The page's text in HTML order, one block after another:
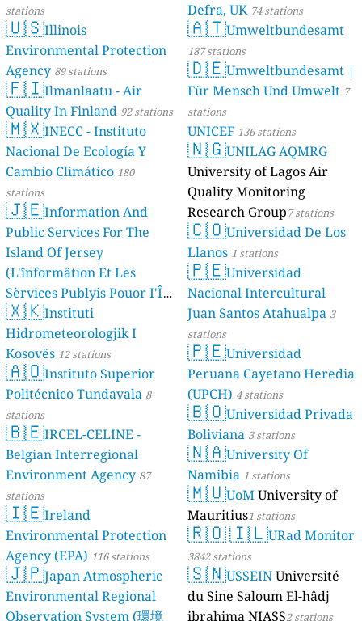
stations
🇺🇸Illinois
Environmental Protection
Agency 89 stations
🇫🇮Ilmanlaatu - Air
Quality In Finland 92 stations
🇲🇽INECC - Instituto
Nacional De Ecología Y
Cambio Climático 180
stations
🇯🇪Information And
Public Services For The
Island Of Jersey
(L'înformâtion Et Les
Sèrvices Publyis Pouor I'Île
Dé Jèrri) 2 stations
🇽🇰Instituti
Hidrometeorologjik I
Kosovës 12 stations
🇦🇴Instituto Superior
Politécnico Tundavala 8
stations
🇧🇪IRCEL-CELINE -
Belgian Interregional
Environment Agency 87
stations
🇮🇪Ireland
Environmental Protection
Agency (EPA) 116 stations
🇯🇵Japan Atmospheric
Environmental Regional
Observation System (環境
Defra, UK 74 stations
🇦🇹Umweltbundesamt
187 stations
🇩🇪Umweltbundesamt |
Für Mensch Und Umwelt 7
stations
UNICEF 136 stations
🇳🇬UNILAG AQMRG
University of Lagos Air
Quality Monitoring
Research Group7 stations
🇨🇴Universidad De Los
Llanos 1 stations
🇵🇪Universidad
Nacional Intercultural
Juan Santos Atahualpa 3
stations
🇵🇪Universidad
Peruana Cayetano Heredia
(UPCH) 4 stations
🇧🇴Universidad Privada
Boliviana 3 stations
🇳🇦University Of
Namibia 1 stations
🇲🇺UoMUniversity of
Mauritius1 stations
🇷🇴🇮🇱URad Monitor
3842 stations
🇸🇳USSEINUniversité
du Sine Saloum El-hâdj
ibrahima NIASS2 stations